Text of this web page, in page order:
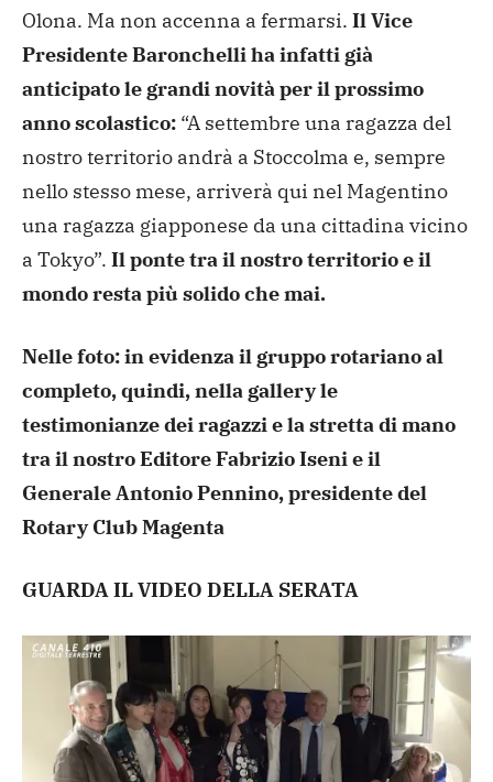
Olona. Ma non accenna a fermarsi. Il Vice
Presidente Baronchelli ha infatti già
anticipato le grandi novità per il prossimo
anno scolastico: “A settembre una ragazza del
nostro territorio andrà a Stoccolma e, sempre
nello stesso mese, arriverà qui nel Magentino
una ragazza giapponese da una cittadina vicino
a Tokyo”. Il ponte tra il nostro territorio e il
mondo resta più solido che mai.
Nelle foto: in evidenza il gruppo rotariano al
completo, quindi, nella gallery le
testimonianze dei ragazzi e la stretta di mano
tra il nostro Editore Fabrizio Iseni e il
Generale Antonio Pennino, presidente del
Rotary Club Magenta
GUARDA IL VIDEO DELLA SERATA